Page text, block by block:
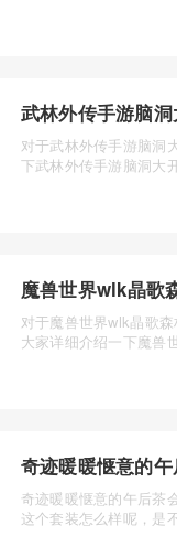
武林外传手游脑
对于武林外传手游脑洞
下武林外传手游脑洞大
魔兽世界wlk晶歌
对于魔兽世界wlk晶歌
大家详细介绍一下魔兽
奇迹暖暖惬意的
奇迹暖暖惬意的午后茶
这个套装怎么样呢，是